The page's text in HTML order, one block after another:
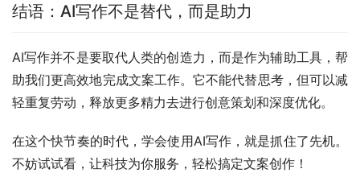
结语：AI写作不是替代，而是助力
AI写作并不是要取代人类的创造力，而是作为辅助工具，帮
助我们更高效地完成文案工作。它不能代替思考，但可以减
轻重复劳动，释放更多精力去进行创意策划和深度优化。
在这个快节奏的时代，学会使用AI写作，就是抓住了先机。
不妨试试看，让科技为你服务，轻松搞定文案创作！